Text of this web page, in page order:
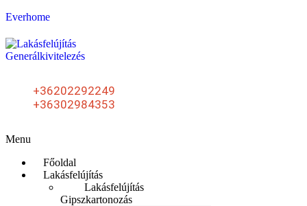
Everhome
+36202292249
+36302984353
Menu
Főoldal
Lakásfelújítás
Lakásfelújítás
Gipszkartonozás